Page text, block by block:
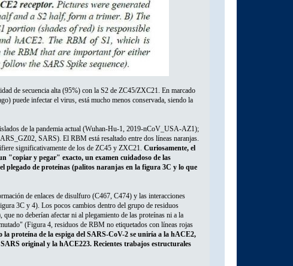
de secuencia alta (95%) con la S2 de ZC45/ZXC21. En marcado
puede infectar el virus, está mucho menos conservada, siendo la
de la pandemia actual (Wuhan-Hu-1, 2019-nCoV_USA-AZ1);
SARS). El RBM está resaltado entre dos líneas naranjas.
significativamente de los de ZC45 y ZXC21. Curiosamente, el
"copiar y pegar" exacto, un examen cuidadoso de las
plegado de proteínas (palitos naranjas en la figura 3C y lo que
de enlaces de disulfuro (C467, C474) y las interacciones
3C y 4). Los pocos cambios dentro del grupo de residuos
no deberían afectar ni al plegamiento de las proteínas ni a la
(Figura 4, residuos de RBM no etiquetados con líneas rojas
la proteína de la espiga del SARS-CoV-2 se uniría a la hACE2,
original y la hACE223. Recientes trabajos estructurales